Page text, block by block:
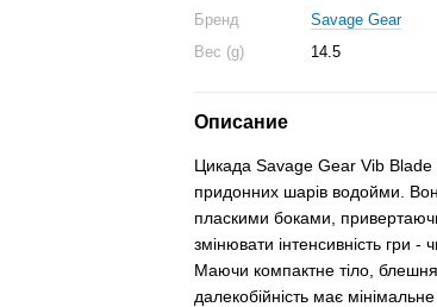
Бренд
Savage Gear
Вес (g)
14.5
Описание
Цикада Savage Gear Vib Blade
придонних шарів водойми.
пласкими боками,
змінювати інтенсивність гри -
Маючи компактне тіло, блешня
далекобійність має